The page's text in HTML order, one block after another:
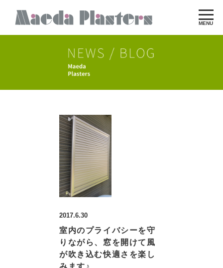
MENU
2017.6.30
室内のプライバシーを守
りながら、窓を開けて風
が吹き込む快適さを楽し
みます♪